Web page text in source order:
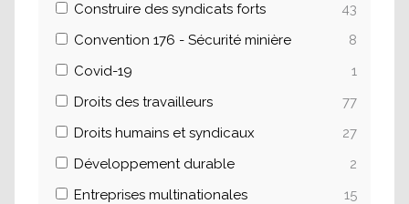
Construire des syndicats forts
43
Convention 176 - Sécurité minière
8
Covid-19
1
Droits des travailleurs
77
Droits humains et syndicaux
27
Développement durable
2
Entreprises multinationales
15